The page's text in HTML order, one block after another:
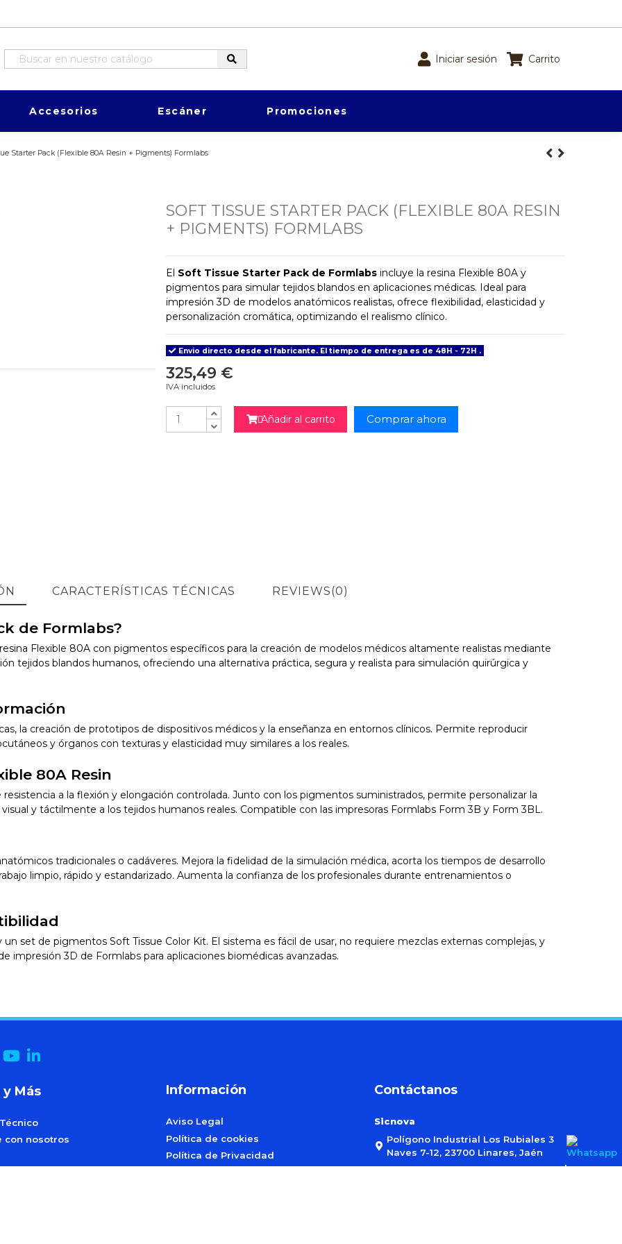
Iniciar sesión Carrito
Accesorios Escáner Promociones
Starter Pack (Flexible 80A Resin + Pigments) Formlabs
SOFT TISSUE STARTER PACK (FLEXIBLE 80A RESIN
+ PIGMENTS) FORMLABS
El Soft Tissue Starter Pack de Formlabs incluye la resina Flexible 80A y
pigmentos para simular tejidos blandos en aplicaciones médicas. Ideal para
impresión 3D de modelos anatómicos realistas, ofrece flexibilidad, elasticidad y
personalización cromática, optimizando el realismo clínico.
Envio directo desde el fabricante. El tiempo de entrega es de 48H - 72H .
325,49 €
IVA incluidos

Añadir al carrito Comprar ahora
CARACTERÍSTICAS TÉCNICAS REVIEWS(0)
de Formlabs?
Flexible 80A con pigmentos específicos para la creación de modelos médicos altamente realistas mediante
tejidos blandos humanos, ofreciendo una alternativa práctica, segura y realista para simulación quirúrgica y
la creación de prototipos de dispositivos médicos y la enseñanza en entornos clínicos. Permite reproducir
y órganos con texturas y elasticidad muy similares a los reales.
80A Resin
a la flexión y elongación controlada. Junto con los pigmentos suministrados, permite personalizar la
y táctilmente a los tejidos humanos reales. Compatible con las impresoras Formlabs Form 3B y Form 3BL.
tradicionales o cadáveres. Mejora la fidelidad de la simulación médica, acorta los tiempos de desarrollo
limpio, rápido y estandarizado. Aumenta la confianza de los profesionales durante entrenamientos o
set de pigmentos Soft Tissue Color Kit. El sistema es fácil de usar, no requiere mezclas externas complejas, y
impresión 3D de Formlabs para aplicaciones biomédicas avanzadas.
Más
con nosotros
Información
Aviso Legal
Política de cookies
Política de Privacidad
Contáctanos
Sicnova
Polígono Industrial Los Rubiales 3
Naves 7-12, 23700 Linares, Jaén